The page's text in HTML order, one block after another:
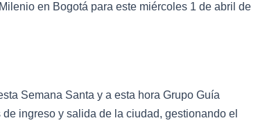
en Bogotá para este miércoles 1 de abril de
Semana Santa y a esta hora Grupo Guía
ingreso y salida de la ciudad, gestionando el